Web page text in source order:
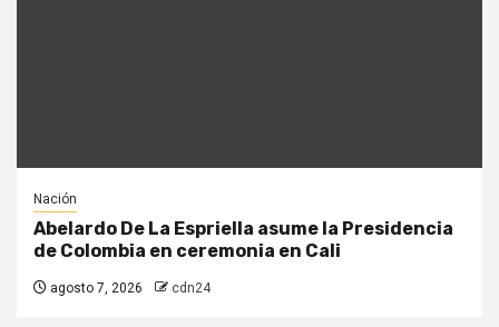
Nación
Abelardo De La Espriella asume la Presidencia
de Colombia en ceremonia en Cali
agosto 7, 2026 cdn24